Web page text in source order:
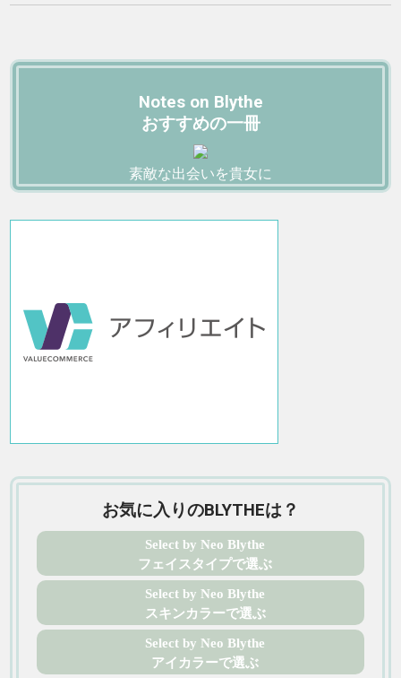
Notes on Blythe
おすすめの一冊
素敵な出会いを貴女に
お気に入りのBLYTHEは？
Select by Neo Blythe
フェイスタイプで選ぶ
Select by Neo Blythe
スキンカラーで選ぶ
Select by Neo Blythe
アイカラーで選ぶ